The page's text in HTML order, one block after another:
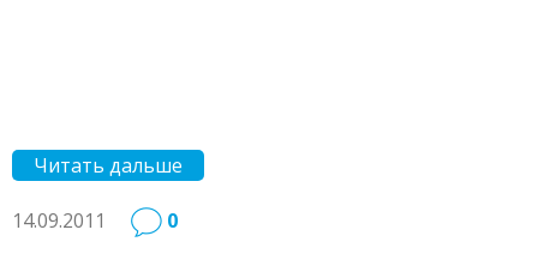
Читать дальше
14.09.2011 0